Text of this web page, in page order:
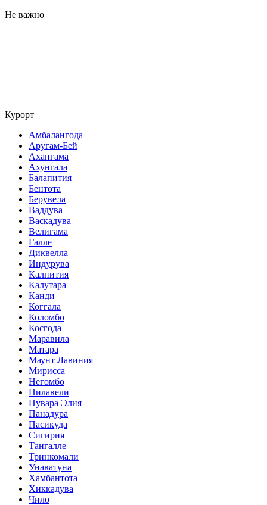
Не важно
Курорт
Амбалангода
Аругам-Бей
Ахангама
Ахунгала
Балапития
Бентота
Берувела
Ваддува
Васкадува
Велигама
Галле
Диквелла
Индурува
Калпития
Калутара
Канди
Коггала
Коломбо
Косгода
Маравила
Матара
Маунт Лавиния
Мирисса
Негомбо
Нилавели
Нувара Элия
Панадура
Пасикуда
Сигирия
Тангалле
Тринкомали
Унаватуна
Хамбантота
Хиккадува
Чило